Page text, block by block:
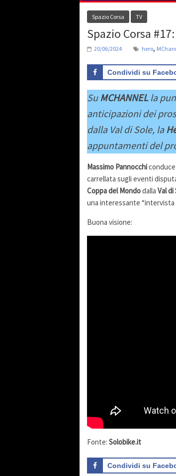
Spazio Corsa TV
Spazio Corsa
20/06/2024 hero,
Condividi su
Su MCHANNELla
anticipazioni dei
dalla Val di Sole, la
appuntamenti del
Massimo Pannocchi
carrellata sugli eventi
Coppa del Mondodalla Val di
una interessante “intervista
Buona visione:
Fonte: Solobike.it
Condividi su